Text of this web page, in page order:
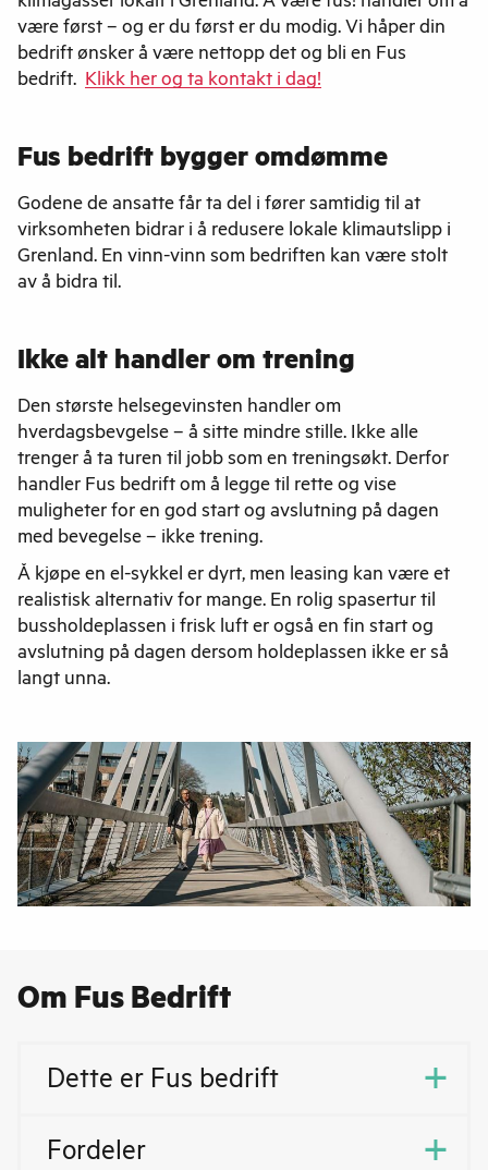
være først – og er du først er du modig. Vi håper din
bedrift ønsker å være nettopp det og bli en Fus
bedrift. Klikk her og ta kontakt i dag!
Fus bedrift bygger omdømme
Godene de ansatte får ta del i fører samtidig til at
virksomheten bidrar i å redusere lokale klimautslipp i
Grenland. En vinn-vinn som bedriften kan være stolt
av å bidra til.
Ikke alt handler om trening
Den største helsegevinsten handler om
hverdagsbevgelse – å sitte mindre stille. Ikke alle
trenger å ta turen til jobb som en treningsøkt. Derfor
handler Fus bedrift om å legge til rette og vise
muligheter for en god start og avslutning på dagen
med bevegelse – ikke trening.
Å kjøpe en el-sykkel er dyrt, men leasing kan være et
realistisk alternativ for mange. En rolig spasertur til
bussholdeplassen i frisk luft er også en fin start og
avslutning på dagen dersom holdeplassen ikke er så
langt unna.
Om Fus Bedrift
Dette er Fus bedrift
Fordeler